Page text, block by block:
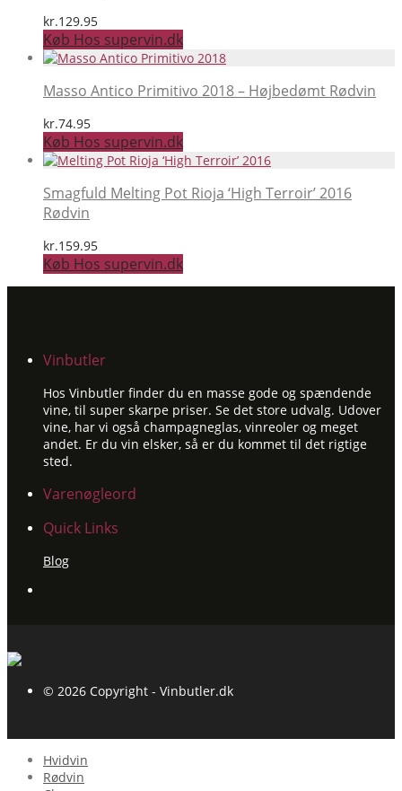
kr.129.95
Køb Hos supervin.dk
Masso Antico Primitivo 2018 – Højbedømt Rødvin
kr.74.95
Køb Hos supervin.dk
Smagfuld Melting Pot Rioja ‘High Terroir’ 2016
Rødvin
kr.159.95
Køb Hos supervin.dk
Vinbutler
Hos Vinbutler finder du en masse gode og spændende
vine, til super skarpe priser. Se det store udvalg. Udover
vine, har vi også champagneglas, vinreoler og meget
andet. Er du vin elsker, så er du kommet til det rigtige
sted.
Varenøgleord
Quick Links
Blog
© 2026 Copyright - Vinbutler.dk
Hvidvin
Rødvin